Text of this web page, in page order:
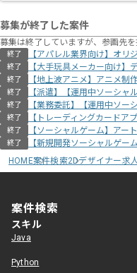
募集が終了した案件
募集は終了していますが、参画先
終了 【アパレル業界向け】オリ
終了 【大手玩具メーカー向け】
終了 【地上波アニメ】アニメ制
終了 【派遣】【運用中ソーシャ
終了 【業務委託】【運用中ソー
終了 【トレーディングカードア
終了 【ソーシャルゲーム】アー
終了
【新規開発ソーシャルゲー
HOME案件検索2Dデザイナー求
案件検索
スキル
Java
Python